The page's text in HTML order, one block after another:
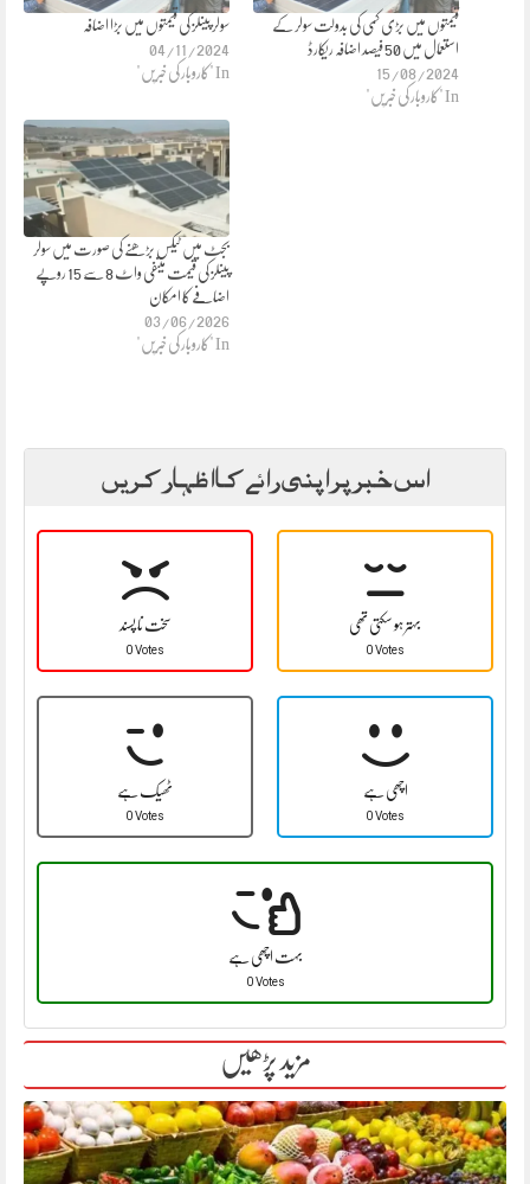
سولر پینلز کی قیمتوں میں بڑا اضافہ
04/11/2024
In "کاروبار کی خبریں"
قیمتوں میں بڑی کمی کی بدولت سولر کے
استعمال میں 50 فیصد اضافہ ریکارڈ
15/08/2024
In "کاروبار کی خبریں"
بجٹ میں ٹیکس بڑھنے کی صورت میں سولر
پینلز کی قیمت میںفی واٹ 8 سے 15 روپے
اضافے کا امکان
03/06/2026
In "کاروبار کی خبریں"
اس خبر پر اپنی رائے کا اظہار کریں
سخت نا پسند
0 Votes
بہتر ہو سکتی تھی
0 Votes
ٹھیک ہے
0 Votes
اچھی ہے
0 Votes
بہت اچھی ہے
0 Votes
مزید پڑھیں